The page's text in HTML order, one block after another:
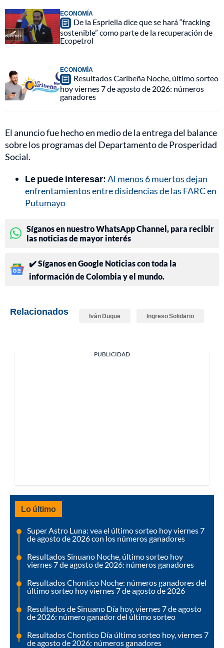
ECONOMÍA
De la Espriella dice que se hará “fracking
sostenible” como parte de la recuperación de
Ecopetrol
ECONOMÍA
Resultados Caribeña Noche, último sorteo
hoy viernes 7 de agosto de 2026: números
ganadores
El anuncio fue hecho en medio de la entrega del balance
sobre los programas del Departamento de Prosperidad
Social.
Le puede interesar:Al menos 6 muertos dejan
enfrentamientos entre disidencias de las FARC en
Putumayo
Síganos en nuestro WhatsApp Channel, para recibir
las noticias de mayor interés
✔️ Síganos en Google Noticias con toda la
información de Colombia y el mundo.
Relacionados Iván Duque Ingreso Solidario
PUBLICIDAD
Lo último
Super Astro Luna: vea el último sorteo hoy viernes 7
de agosto de 2026 con los números ganadores
Resultados Sinuano Noche, último sorteo hoy
viernes 7 de agosto de 2026: números ganadores
Resultados Chontico Noche: números ganadores del
último sorteo hoy viernes 7 de agosto de 2026
Resultados de Sinuano Día hoy, viernes 7 de agosto
de 2026: número ganador del último sorteo
Resultados Chontico Día último sorteo hoy, viernes 7
de agosto de 2026: números ganadores